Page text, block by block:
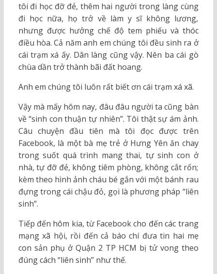
tôi đi học đỡ đẻ, thêm hai người trong làng cùng
đi học nữa, họ trở về làm y sĩ không lương,
nhưng được hưởng chế độ tem phiếu và thóc
điều hòa. Cả năm anh em chúng tôi đều sinh ra ở
cái trạm xá ấy. Dân làng cũng vậy. Nên ba cái gò
chùa dần trở thành bãi đất hoang.
Anh em chúng tôi luôn rất biết ơn cái trạm xá xã.
Vậy mà mấy hôm nay, đâu đâu người ta cũng bàn
về “sinh con thuận tự nhiên”. Tôi thật sự ám ảnh.
Câu chuyện đầu tiên mà tôi đọc được trên
Facebook, là một bà mẹ trẻ ở Hưng Yên ăn chay
trong suốt quá trình mang thai, tự sinh con ở
nhà, tự đỡ đẻ, không tiêm phòng, không cắt rốn;
kèm theo hình ảnh cháu bé gắn với một bánh rau
đựng trong cái chậu đỏ, gọi là phương pháp “liên
sinh”.
Tiếp đến hôm kia, từ Facebook cho đến các trang
mạng xã hội, rồi đến cả báo chí đưa tin hai mẹ
con sản phụ ở Quận 2 TP HCM bị tử vong theo
đúng cách “liên sinh” như thế.